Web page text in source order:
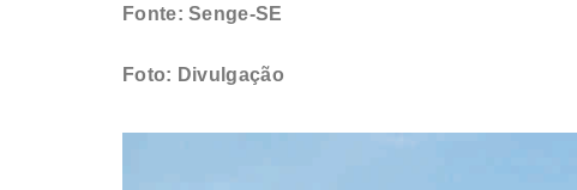
Fonte: Senge-SE
Foto: Divulgação